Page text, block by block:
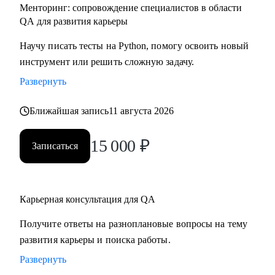
Менторинг: сопровождение специалистов в области
QA для развития карьеры
Научу писать тесты на Python, помогу освоить новый
инструмент или решить сложную задачу.
Развернуть
Ближайшая запись11 августа 2026
Записаться 15 000 ₽
Карьерная консультация для QA
Получите ответы на разноплановые вопросы на тему
развития карьеры и поиска работы.
Развернуть